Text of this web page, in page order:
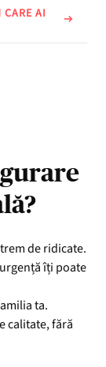
AI
de ridicate.
îți poate
ta.
calitate, fără